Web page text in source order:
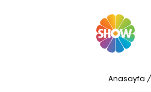
Anasayfa /